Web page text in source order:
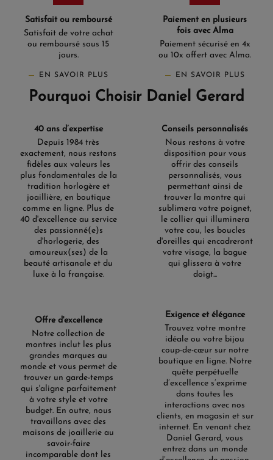
Satisfait ou remboursé
Satisfait de votre achat
ou remboursé sous 15
jours.
EN SAVOIR PLUS
Paiement en plusieurs
fois avec Alma
Paiement sécurisé en 4x
ou 10x offert avec Alma.
EN SAVOIR PLUS
Pourquoi Choisir Daniel Gerard
40 ans d’expertise
Depuis 1984 très
exactement, nous restons
fidèles aux valeurs les
plus fondamentales de la
tradition horlogère et
joaillière, en boutique
comme en ligne. Plus de
40 d'excellence au service
des passionné(e)s
d'horlogerie, des
amoureux(ses) de la
beauté artisanale et du
luxe à la française.
Conseils personnalisés
Nous restons à votre
disposition pour vous
offrir des conseils
personnalisés, vous
permettant ainsi de
trouver la montre qui
sublimera votre poignet,
le collier qui illuminera
votre cou, les boucles
d'oreilles qui encadreront
votre visage, la bague
qui glissera à votre
doigt...
Offre d'excellence
Notre collection de
montres inclut les plus
grandes marques au
monde et vous permet de
trouver un garde-temps
qui s'aligne parfaitement
à votre style et votre
budget. En outre, nous
travaillons avec des
maisons de joaillerie au
savoir-faire
incomparable dont les
Exigence et élégance
Trouvez votre montre
idéale ou votre bijou
coup-de-cœur sur notre
boutique en ligne. Notre
quête perpétuelle
d’excellence s’exprime
dans toutes les
interactions avec nos
clients, en magasin et sur
internet. En venant chez
Daniel Gerard, vous
entrez dans un monde